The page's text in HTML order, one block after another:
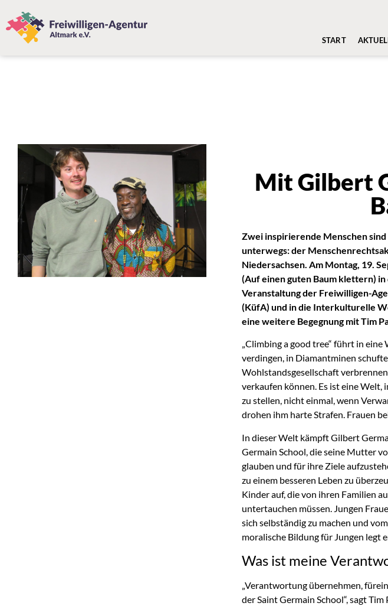
START
Mit Gilbert
Zwei inspirierende Menschen
unterwegs: der
Niedersachsen. Am Montag, 19.
(Auf einen guten Baum klettern)
Veranstaltung der Freiwilligen-
(KüfA) und in die Interkulturelle
eine weitere Begegnung mit Tim
„Climbing a good tree“ führt in
verdingen, in Diamantminen
Wohlstandsgesellschaft
verkaufen können. Es ist eine Welt,
zu stellen, nicht einmal, wenn
drohen ihm harte Strafen. Frauen
In dieser Welt kämpft Gilbert
Germain School, die seine Mutter
glauben und für ihre Ziele
zu einem besseren Leben zu
Kinder auf, die von ihren Familien
untertauchen müssen. Jungen
sich selbständig zu machen und
moralische Bildung für Jungen legt
Was ist meine
„Verantwortung übernehmen,
der Saint Germain School“, sagt